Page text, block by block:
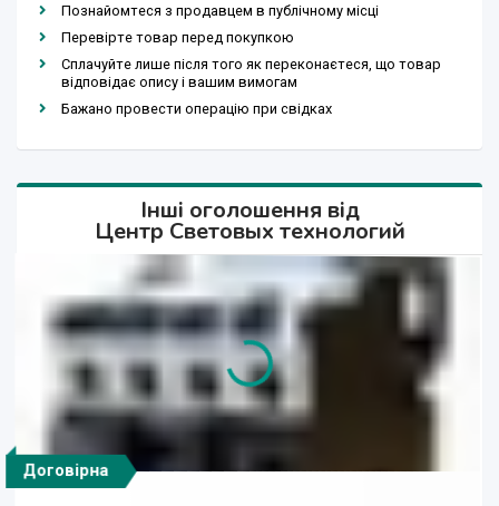
Познайомтеся з продавцем в публічному місці
Перевірте товар перед покупкою
Сплачуйте лише після того як переконаєтеся, що товар
відповідає опису і вашим вимогам
Бажано провести операцію при свідках
Інші оголошення від
Центр Световых технологий
Договірна
Договірна
Договірна
Договірна Договірна
Договірна
Договірна